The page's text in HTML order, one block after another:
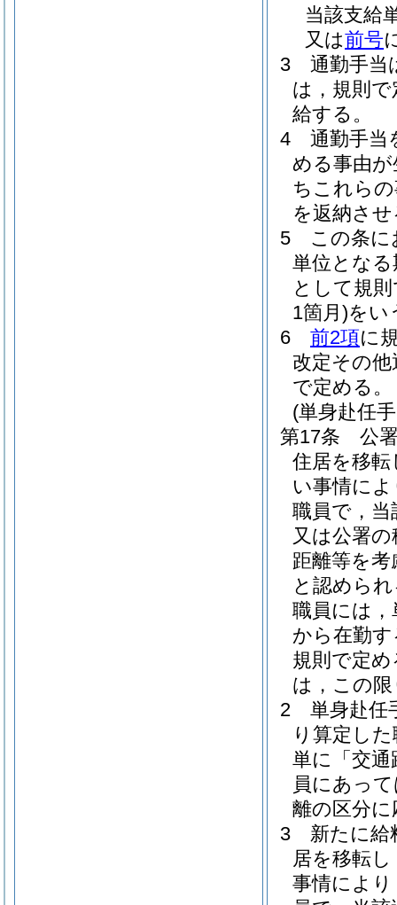
当該支給
又は前号
3
通勤手当
は，規則
給する。
4
通勤手当
める事由
ちこれら
を返納さ
5
この条に
単位とな
として規
1箇月)をい
6
前2項に
改定その
で定める。
(単身赴任
第17条
公
住居を移
い事情に
職員で，
又は公署
距離等を
と認めら
職員には
から在勤
規則で定
は，この
2
単身赴任
り算定し
単に「交
員にあっ
離の区分
3
新たに給
居を移転
事情によ